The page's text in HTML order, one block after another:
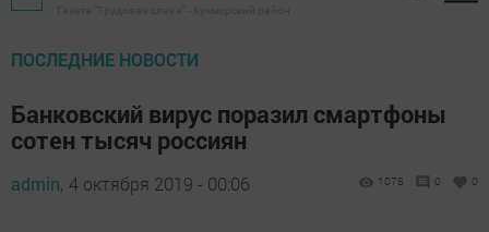
ПОСЛЕДНИЕ НОВОСТИ
Банковский вирус поразил смартфоны
сотен тысяч россиян
admin, 4 октября 2019 - 00:06 1078 0 0